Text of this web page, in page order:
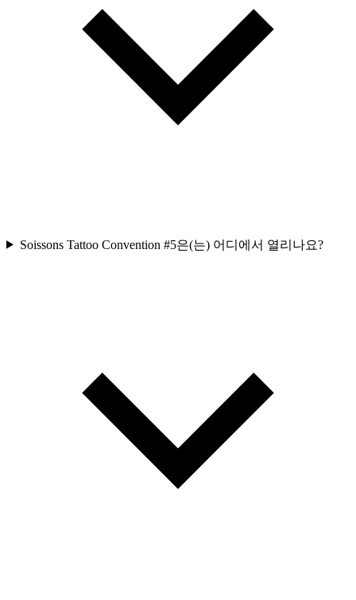
Soissons Tattoo Convention #5은(는) 어디에서 열리나요?